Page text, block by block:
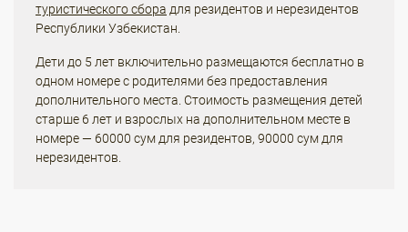
туристического сбора для резидентов и нерезидентов
Республики Узбекистан.
Дети до 5 лет включительно размещаются бесплатно в
одном номере с родителями без предоставления
дополнительного места. Стоимость размещения детей
старше 6 лет и взрослых на дополнительном месте в
номере — 60000 сум для резидентов, 90000 сум для
нерезидентов.